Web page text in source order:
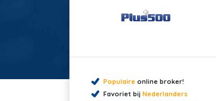
Populaire online broker!
Favoriet bij Nederlanders